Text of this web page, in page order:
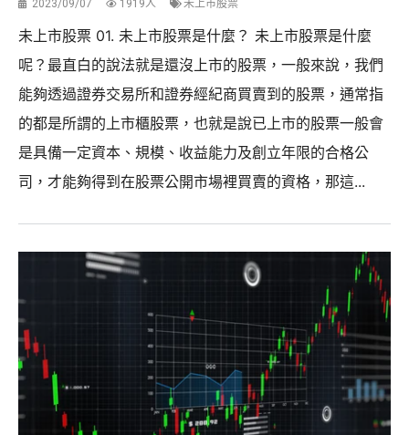
2023/09/07 1919人 未上市股票
未上市股票 01. 未上市股票是什麼？ 未上市股票是什麼
呢？最直白的說法就是還沒上市的股票，一般來說，我們
能夠透過證券交易所和證券經紀商買賣到的股票，通常指
的都是所謂的上市櫃股票，也就是說已上市的股票一般會
是具備一定資本、規模、收益能力及創立年限的合格公
司，才能夠得到在股票公開市場裡買賣的資格，那這...